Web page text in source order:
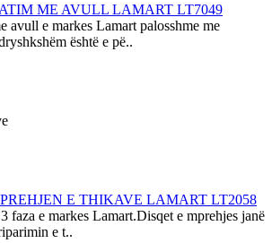
ME AVULL LAMART LT7049
avull e markes Lamart palosshme me
është e pë..
E THIKAVE LAMART LT2058
faza e markes Lamart.Disqet e mprehjes janë
e t..